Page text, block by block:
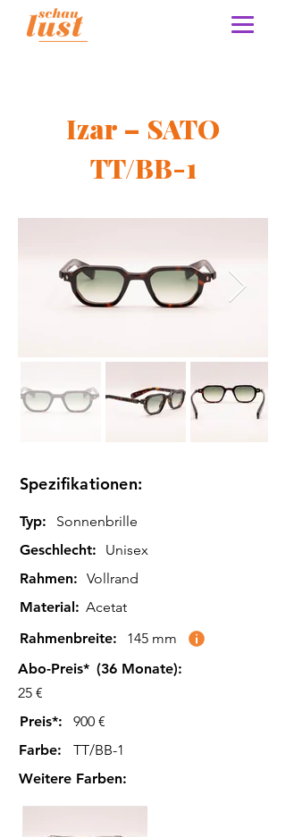
Izar – SATO
TT/BB-1
Spezifikationen:
Typ:
Sonnenbrille
Geschlecht:
Unisex
Rahmen: Vollrand
Material: Acetat
Rahmenbreite:
145 mm
Abo-Preis* (36 Monate):
25 €
Preis*:
900 €
Farbe:
TT/BB-1
Weitere Farben: